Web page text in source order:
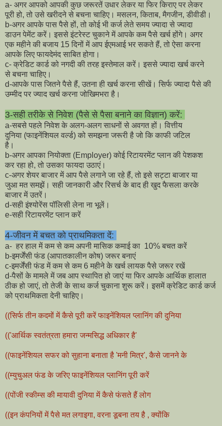
a- अगर आपको आपकी कुछ जरूरतें उधार लेकर या फिर किराए पर लेकर
पूरी हो, तो उसे खरीदने से बचना चाहिए। मसलन, किताब, मैगजीन, डीवीडी।
b-अगर आपके पास पैसे हों, तो कोई भी कर्ज लेते समय ज्यादा से ज्यादा
डाउन पेमेंट करें। इससे इंटरेस्ट चुकाने में आपके कम पैसे खर्च होंगे। अगर
एक महीने की बजाय 15 दिनों में आप ईएमआई भर सकते हैं, तो ऐसा करना
आपके लिए फायदेमंद साबित होगा।
c- क्रेडिट कार्ड को नगदी की तरह इस्तेमाल करें। इससे ज्यादा खर्च करने
से बचना चाहिए।
d-आपके पास जितने पैसे हैं, उतना ही खर्च करना सीखें। सिर्फ ज्यादा पैसे की
उम्मीद पर ज्याद खर्च करना जोखिमभरा है।
3-सही तरीके से निवेश (पैसे से पैसा बनाने का विज्ञान) करें:
a-सबसे पहले निवेश के अलग-अलग साधनों से अवगत हों। वित्तीय
दुनिया (फाइनेंशियल वर्ल्ड) को समझना जरूरी है जो कि काफी जटिल
है।
b-अगर आपका नियोक्ता (Employer) कोई रिटायरमेंट प्लान की पेशकश
कर रहा हो, तो उसका फायदा उठाएं।
c-अगर शेयर बाजार में आप पैसे लगाने जा रहे हैं, तो इसे सट्टा बाजार या
जुआ मत समझें। सही जानकारी और रिसर्च के बाद ही खुद फैसला करके
बाजार में उतरें।
d-सही इंश्योरेंस पॉलिसी लेना ना भूलें।
e-सही रिटायरमेंट प्लान करें
4-जीवन में बचत को प्राथमिकता दें:
a- हर हाल में कम से कम अपनी मासिक कमाई का 10% बचत करें
b-इमर्जेंसी फंड (आपातकालीन कोष) जरूर बनाएं
c-इमर्जेंसी फंड में कम से कम 6 महीने के खर्च लायक पैसे जरूर रखें
d-पैसों के मामले में जब आप स्थापित हो जाएं या फिर आपके आर्थिक हालात
ठीक हो जाएं, तो तेजी के साथ कर्ज चुकाना शुरू करें। इसमें क्रेडिट कार्ड कर्ज
को प्राथमिकता देनी चाहिए।
((सिर्फ तीन कदमों में कैसे पूरी करें फाइनेंशियल प्लानिंग की दुनिया
(('आर्थिक स्वतंत्रता हमारा जन्मसिद्ध अधिकार है'
((फाइनेंशियल सफर को सुहाना बनाता है 'मनी मित्र', कैसे जानने के
((म्युचुअल फंड के जरिए फाइनेंशियल प्लानिंग पूरी करें
((पोंजी स्कीम्स की मायावी दुनिया में कैसे फंसते हैं लोग
((इन कंपनियों में पैसे मत लगाइगा, वरना डूबना तय है , क्योंकि